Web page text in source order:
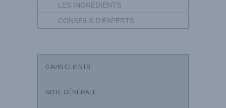
LES INGRÉDIENTS
CONSEILS D'EXPERTS
0 AVIS CLIENTS :
NOTE GÉNÉRALE :